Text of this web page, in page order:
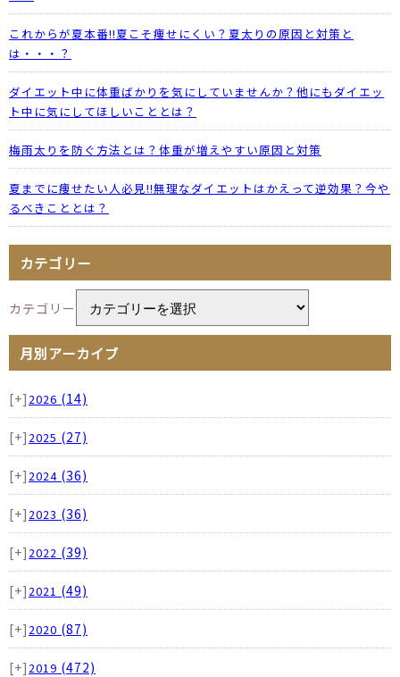
これからが夏本番!!夏こそ痩せにくい？夏太りの原因と対策と
は・・・？
ダイエット中に体重ばかりを気にしていませんか？他にもダイエッ
ト中に気にしてほしいこととは？
梅雨太りを防ぐ方法とは？体重が増えやすい原因と対策
夏までに痩せたい人必見!!無理なダイエットはかえって逆効果？今や
るべきこととは？
カテゴリー
カテゴリー
月別アーカイブ
[+] 2026 (14)
[+] 2025 (27)
[+] 2024 (36)
[+] 2023 (36)
[+] 2022 (39)
[+] 2021 (49)
[+] 2020 (87)
[+] 2019 (472)